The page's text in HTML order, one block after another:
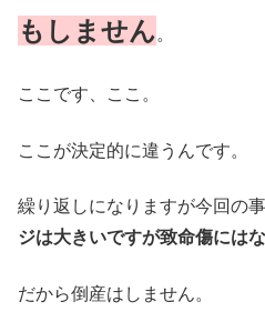
もしません。
ここです、ここ。
ここが決定的に違うんです。
繰り返しになりますが今回の
ジは大きいですが致命傷には
だから倒産はしません。